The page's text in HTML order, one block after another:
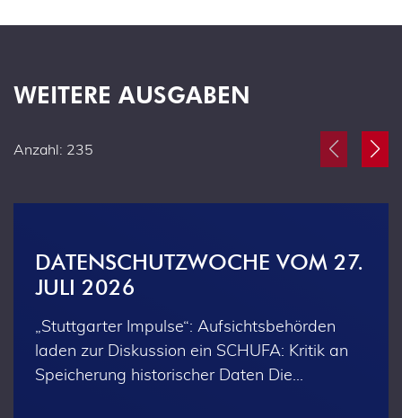
WEITERE AUSGABEN
Anzahl: 235
DATENSCHUTZWOCHE VOM 27.
JULI 2026
„Stuttgarter Impulse“: Aufsichtsbehörden
laden zur Diskussion ein SCHUFA: Kritik an
Speicherung historischer Daten Die…